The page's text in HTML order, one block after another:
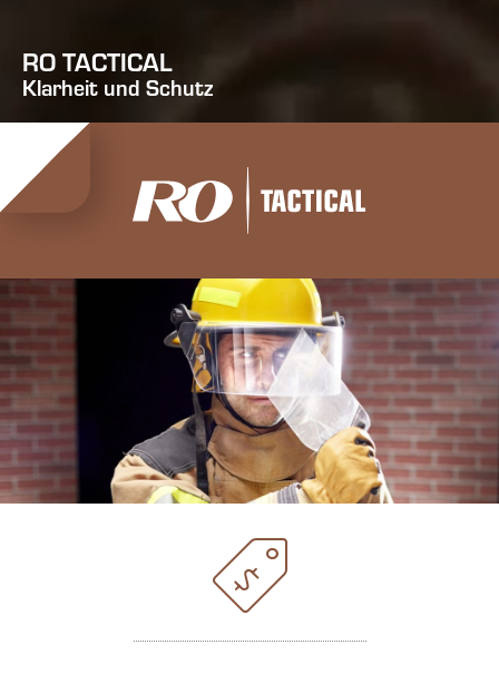
RO TACTICAL
Klarheit und Schutz